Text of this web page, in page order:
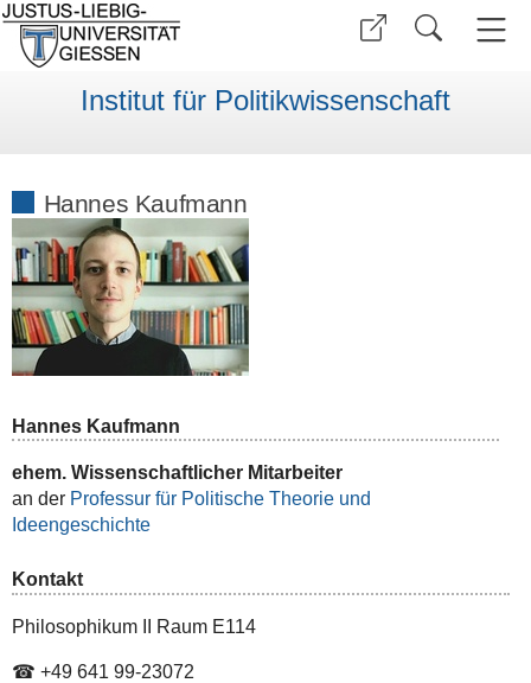
Institut für Politikwissenschaft
Hannes Kaufmann
Hannes Kaufmann
ehem. Wissenschaftlicher Mitarbeiter
an der Professur für Politische Theorie und
Ideengeschichte
Kontakt
Philosophikum II Raum E114
☎ +49 641 99-23072